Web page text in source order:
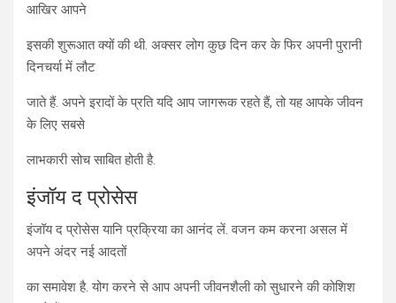
आखिर आपने
इसकी शुरूआत क्यों की थी. अक्सर लोग कुछ दिन कर के फिर अपनी पुरानी
दिनचर्या में लौट
जाते हैं. अपने इरादों के प्रति यदि आप जागरूक रहते हैं, तो यह आपके जीवन
के लिए सबसे
लाभकारी सोच साबित होती है.
इंजॉय द प्रोसेस
इंजॉय द प्रोसेस यानि प्रक्रिया का आनंद लें. वजन कम करना असल में
अपने अंदर नई आदतों
का समावेश है. योग करने से आप अपनी जीवनशैली को सुधारने की कोशिश